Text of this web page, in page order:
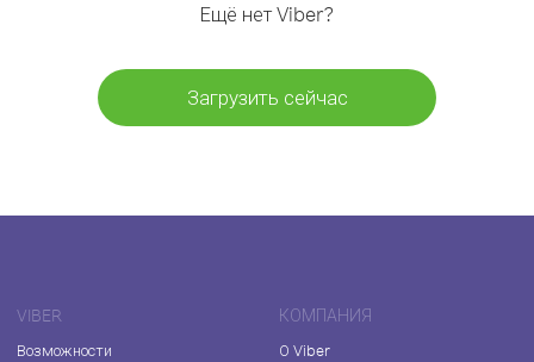
Ещё нет Viber?
Загрузить сейчас
VIBER
Возможности
КОМПАНИЯ
О Viber